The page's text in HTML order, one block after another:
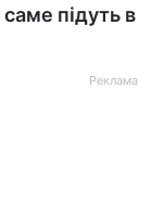
підуть в
Реклама